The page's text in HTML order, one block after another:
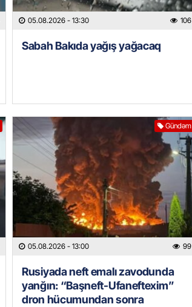
05.08.2026 - 13:30 106
Sabah Bakıda yağış yağacaq
Gündəm
05.08.2026 - 13:00 99
Rusiyada neft emalı zavodunda
yanğın: “Başneft-Ufaneftexim”
dron hücumundan sonra